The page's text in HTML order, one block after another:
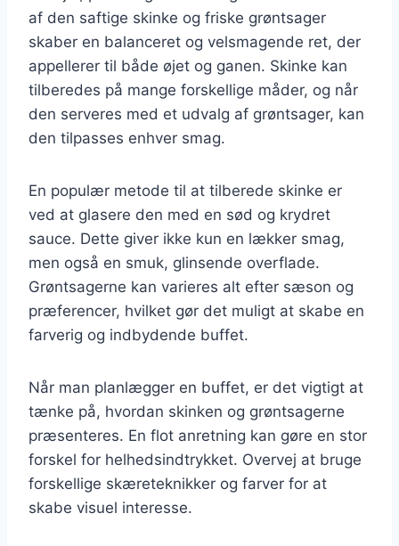
af den saftige skinke og friske grøntsager
skaber en balanceret og velsmagende ret, der
appellerer til både øjet og ganen. Skinke kan
tilberedes på mange forskellige måder, og når
den serveres med et udvalg af grøntsager, kan
den tilpasses enhver smag.
En populær metode til at tilberede skinke er
ved at glasere den med en sød og krydret
sauce. Dette giver ikke kun en lækker smag,
men også en smuk, glinsende overflade.
Grøntsagerne kan varieres alt efter sæson og
præferencer, hvilket gør det muligt at skabe en
farverig og indbydende buffet.
Når man planlægger en buffet, er det vigtigt at
tænke på, hvordan skinken og grøntsagerne
præsenteres. En flot anretning kan gøre en stor
forskel for helhedsindtrykket. Overvej at bruge
forskellige skæreteknikker og farver for at
skabe visuel interesse.